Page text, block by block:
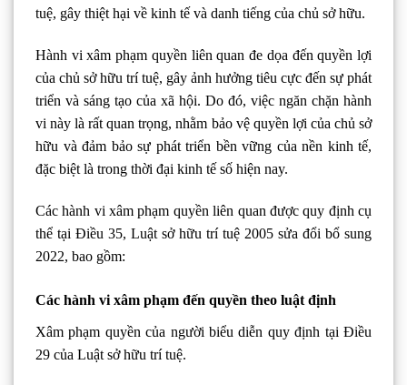
tuệ, gây thiệt hại về kinh tế và danh tiếng của chủ sở hữu.
Hành vi xâm phạm quyền liên quan đe dọa đến quyền lợi
của chủ sở hữu trí tuệ, gây ảnh hưởng tiêu cực đến sự phát
triển và sáng tạo của xã hội. Do đó, việc ngăn chặn hành
vi này là rất quan trọng, nhằm bảo vệ quyền lợi của chủ sở
hữu và đảm bảo sự phát triển bền vững của nền kinh tế,
đặc biệt là trong thời đại kinh tế số hiện nay.
Các hành vi xâm phạm quyền liên quan được quy định cụ
thể tại Điều 35, Luật sở hữu trí tuệ 2005 sửa đổi bổ sung
2022, bao gồm:
Các hành vi xâm phạm đến quyền theo luật định
Xâm phạm quyền của người biểu diễn quy định tại Điều
29 của Luật sở hữu trí tuệ.